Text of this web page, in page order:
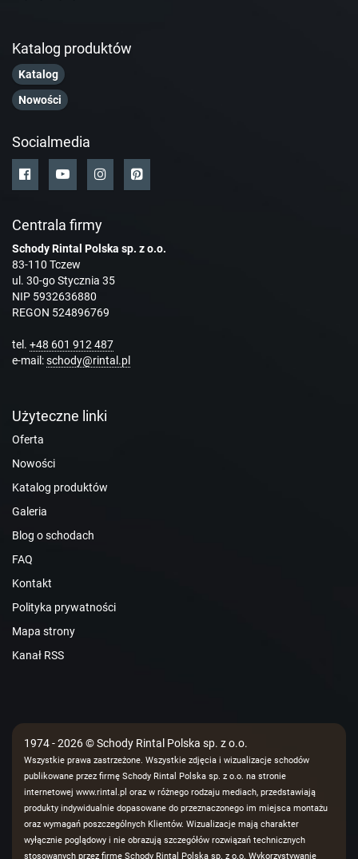
Katalog produktów
Katalog
Nowości
Socialmedia
Centrala firmy
Schody Rintal Polska sp. z o.o.
83-110 Tczew
ul. 30-go Stycznia 35
NIP 5932636880
REGON 524896769
tel. +48 601 912 487
e-mail:schody@rintal.pl
Użyteczne linki
Oferta
Nowości
Katalog produktów
Galeria
Blog o schodach
FAQ
Kontakt
Polityka prywatności
Mapa strony
Kanał RSS
1974 - 2026 © Schody Rintal Polska sp. z o.o.
Wszystkie prawa zastrzeżone. Wszystkie zdjęcia i wizualizacje schodów
publikowane przez firmę Schody Rintal Polska sp. z o.o. na stronie
internetowej www.rintal.pl oraz w różnego rodzaju mediach, przedstawiają
produkty indywidualnie dopasowane do przeznaczonego im miejsca montażu
oraz wymagań poszczególnych Klientów. Wizualizacje mają charakter
wyłącznie poglądowy i nie obrazują szczegółów rozwiązań technicznych
stosowanych przez firmę Schody Rintal Polska sp. z o.o. Wykorzystywanie